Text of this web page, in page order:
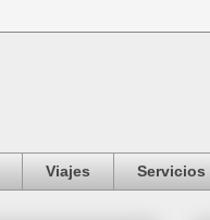
Viajes Servicios